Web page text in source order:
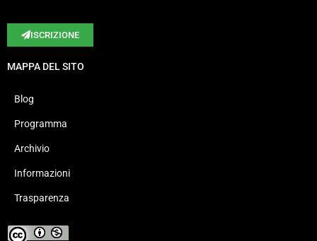
ISCRIZIONE
MAPPA DEL SITO
Blog
Programma
Archivio
Informazioni
Trasparenza